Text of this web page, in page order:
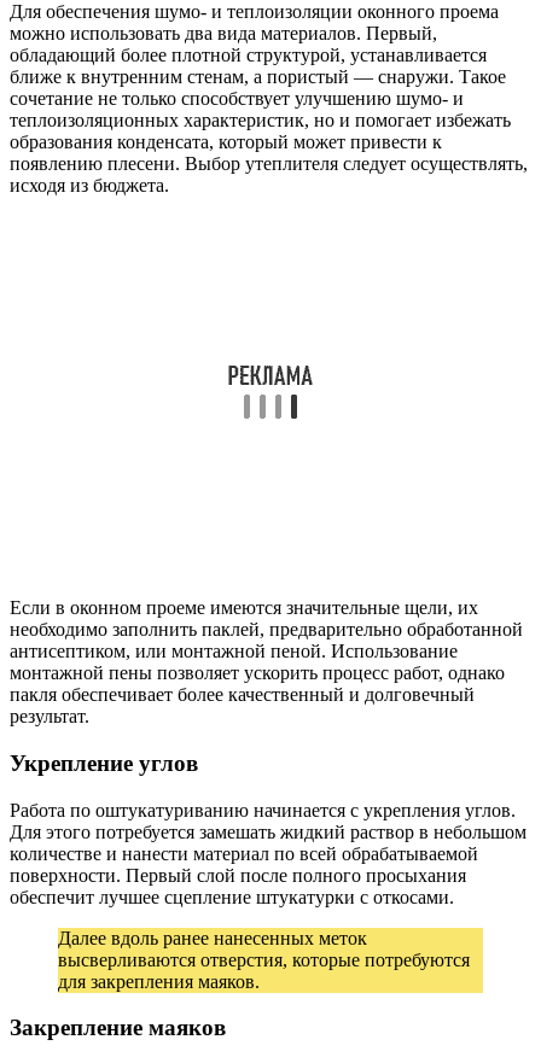
Для обеспечения шумо- и теплоизоляции оконного проема
можно использовать два вида материалов. Первый,
обладающий более плотной структурой, устанавливается
ближе к внутренним стенам, а пористый — снаружи. Такое
сочетание не только способствует улучшению шумо- и
теплоизоляционных характеристик, но и помогает избежать
образования конденсата, который может привести к
появлению плесени. Выбор утеплителя следует осуществлять,
исходя из бюджета.
Если в оконном проеме имеются значительные щели, их
необходимо заполнить паклей, предварительно обработанной
антисептиком, или монтажной пеной. Использование
монтажной пены позволяет ускорить процесс работ, однако
пакля обеспечивает более качественный и долговечный
результат.
Укрепление углов
Работа по оштукатуриванию начинается с укрепления углов.
Для этого потребуется замешать жидкий раствор в небольшом
количестве и нанести материал по всей обрабатываемой
поверхности. Первый слой после полного просыхания
обеспечит лучшее сцепление штукатурки с откосами.
Далее вдоль ранее нанесенных меток
высверливаются отверстия, которые потребуются
для закрепления маяков.
Закрепление маяков